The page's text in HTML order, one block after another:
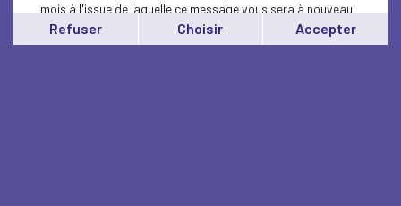
mois à l'issue de laquelle ce message vous sera à nouveau
affiché..
Vous pouvez modifier votre choix à tout moment en
Refuser Choisir Accepter